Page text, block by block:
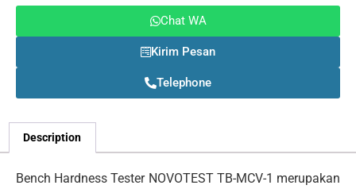
Chat WA
Kirim Pesan
Telephone
Description
Bench Hardness Tester NOVOTEST TB-MCV-1 merupakan